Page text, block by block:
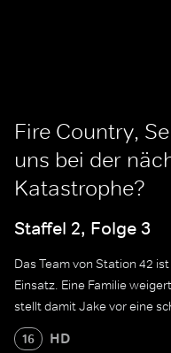
Fire Country,
uns bei der
Katastrophe?
Staffel 2, Folge 3
Das Team von Station 42
Einsatz. Eine Familie
stellt damit Jake vor eine
16 HD